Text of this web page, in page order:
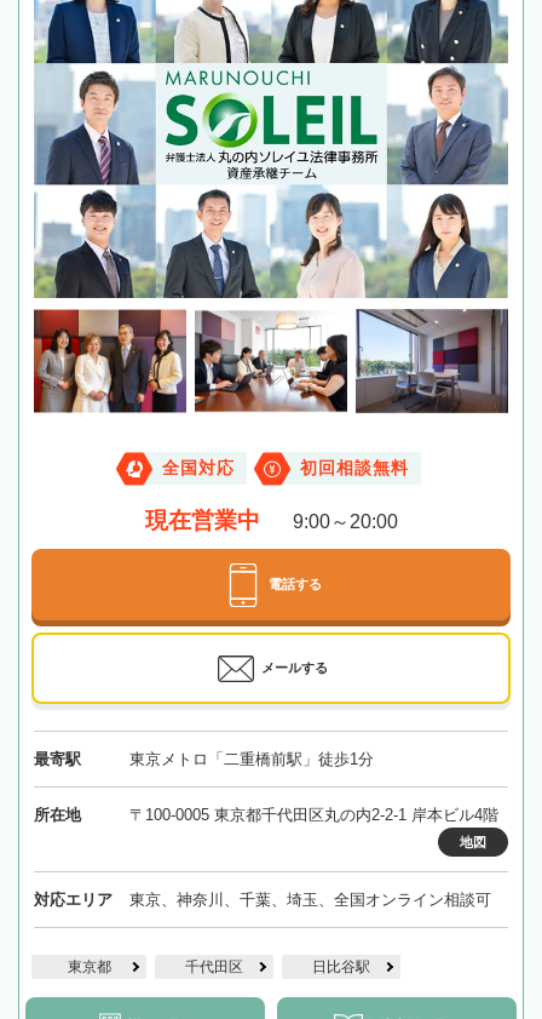
全国対応 初回相談無料
現在営業中 9:00～20:00
電話する
メールする
最寄駅 東京メトロ「二重橋前駅」徒歩1分
所在地 〒100-0005 東京都千代田区丸の内2-2-1 岸本ビル4階
地図
対応エリア 東京、神奈川、千葉、埼玉、全国オンライン相談可
東京都 千代田区 日比谷駅